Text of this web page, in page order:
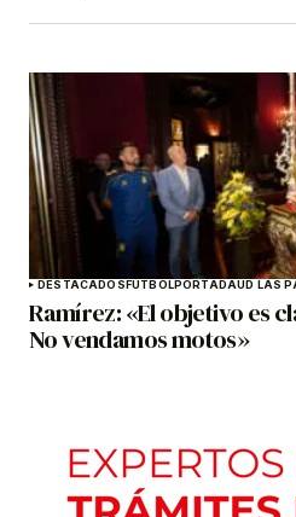
DESTACADOSFÚTBOLPORTADAUD LAS
Ramírez: «El objetivo es
No vendamos motos»